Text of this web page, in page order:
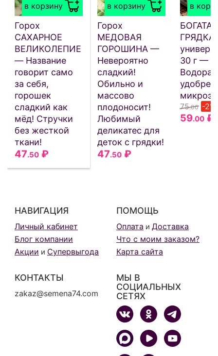
в корзину
Горох
САХАРНОЕ
ВЕЛИКОЛЕПИЕ
— Название
говорит само
за себя,
горошек
сладкий как
мёд! Стручки
без жесткой
ткани!
47.50 ₽
в корзину
Горох
МЕДОВАЯ
ГОРОШИНА —
Невероятно
сладкий!
Обильно и
массово
плодоносит!
Любимый
деликатес для
деток с грядки!
47.50 ₽
в
БОГАТАЯ
ГРЯДКА
30 г —
75.00 -
59.00 ₽
НАВИГАЦИЯ
Личный кабинет
Блог компании
Акции и Супервыгода
ПОМОЩЬ
Оплата и Доставка
Что с моим заказом?
Карта сайта
КОНТАКТЫ
zakaz@semena74.com
МЫ В
СОЦИАЛЬНЫХ
СЕТЯХ